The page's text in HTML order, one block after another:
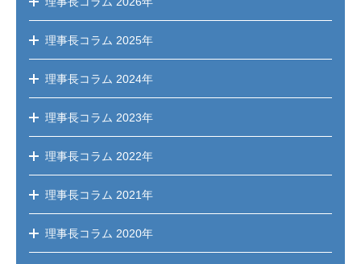
理事長コラム 2025年
理事長コラム 2024年
理事長コラム 2023年
理事長コラム 2022年
理事長コラム 2021年
理事長コラム 2020年